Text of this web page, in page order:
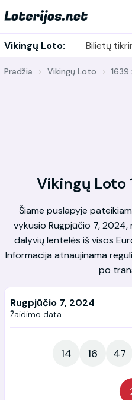
Vikingų Loto: Bilietų
Pradžia Vikingų Loto 1639
Vikingų Loto
Šiame puslapyje
vykusio Rugpjūčio 7,
dalyvių lentelės iš visos
Informacija atnaujinama
po
Rugpjūčio 7, 2024
Žaidimo data
14 16 47